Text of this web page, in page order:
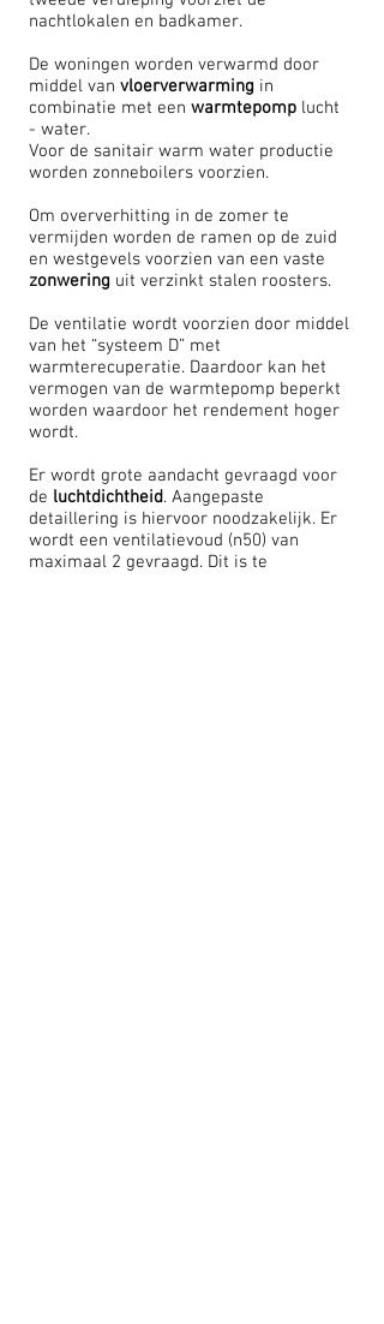
nachtlokalen en badkamer.
De woningen worden verwarmd door
middel van vloerverwarming in
combinatie met een warmtepomp lucht
- water.
Voor de sanitair warm water productie
worden zonneboilers voorzien.
Om oververhitting in de zomer te
vermijden worden de ramen op de zuid
en westgevels voorzien van een vaste
zonwering uit verzinkt stalen roosters.
De ventilatie wordt voorzien door middel
van het “systeem D” met
warmterecuperatie. Daardoor kan het
vermogen van de warmtepomp beperkt
worden waardoor het rendement hoger
wordt.
Er wordt grote aandacht gevraagd voor
de luchtdichtheid. Aangepaste
detaillering is hiervoor noodzakelijk. Er
wordt een ventilatievoud (n50) van
maximaal 2 gevraagd. Dit is te